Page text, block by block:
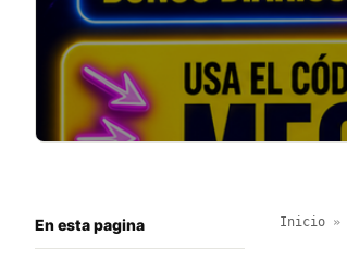
En esta pagina Inicio»